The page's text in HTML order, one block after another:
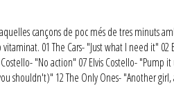
cançons de poc més de tres minuts
01 The Cars- "Just what I need it"
"No action" 07 Elvis Costello- "Pump
shouldn't)" 12 The Only Ones- "Another